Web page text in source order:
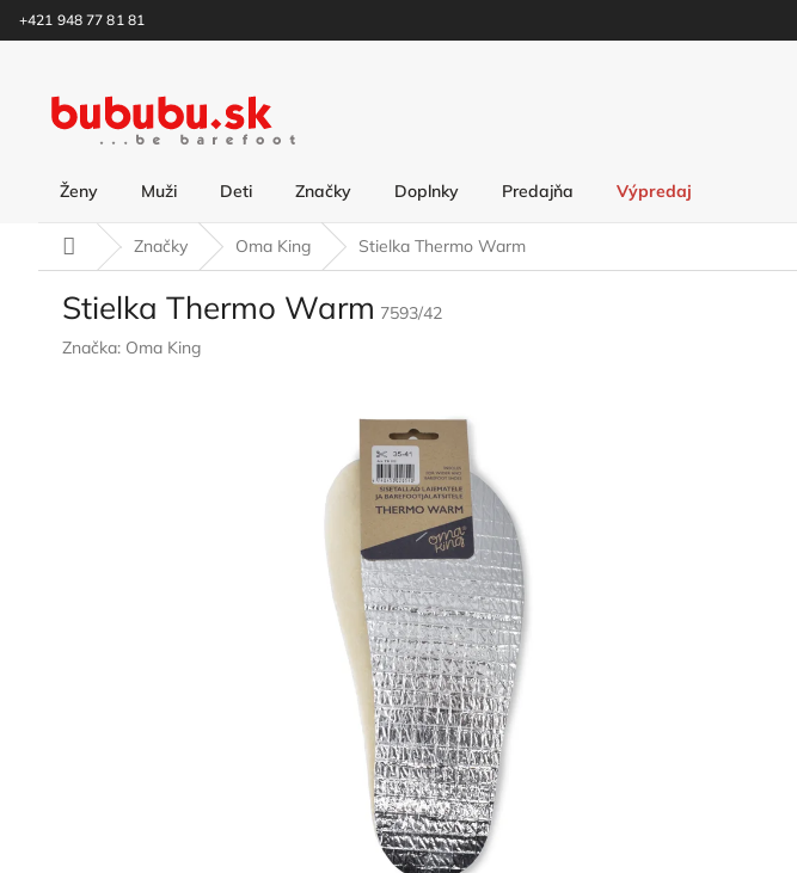
Prejsť+421 948 77 81 81
Ženy Muži Deti Značky Doplnky Predajňa Výpredaj
DomovZnačky Oma King Stielka Thermo Warm
Stielka Thermo Warm 7593/42
Značka: Oma King